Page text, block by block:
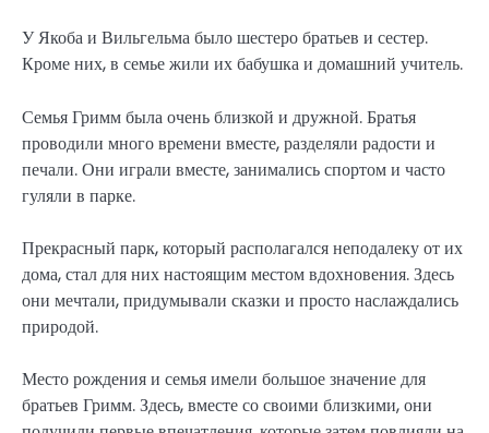
У Якоба и Вильгельма было шестеро братьев и сестер.
Кроме них, в семье жили их бабушка и домашний учитель.
Семья Гримм была очень близкой и дружной. Братья
проводили много времени вместе, разделяли радости и
печали. Они играли вместе, занимались спортом и часто
гуляли в парке.
Прекрасный парк, который располагался неподалеку от их
дома, стал для них настоящим местом вдохновения. Здесь
они мечтали, придумывали сказки и просто наслаждались
природой.
Место рождения и семья имели большое значение для
братьев Гримм. Здесь, вместе со своими близкими, они